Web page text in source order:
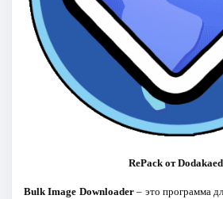
RePack от
Bulk Image Downloader– это программа